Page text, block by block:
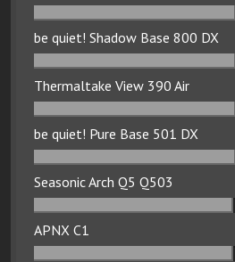
be quiet! Shadow Base 800 DX
Thermaltake View 390 Air
be quiet! Pure Base 501 DX
Seasonic Arch Q5 Q503
APNX C1